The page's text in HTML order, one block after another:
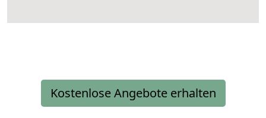
Kostenlose Angebote erhalten